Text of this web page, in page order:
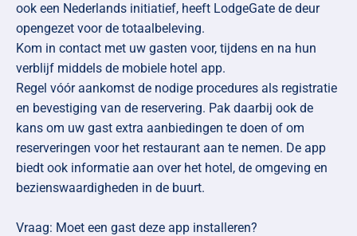
ook een Nederlands initiatief, heeft LodgeGate de deur
opengezet voor de totaalbeleving.
Kom in contact met uw gasten voor, tijdens en na hun
verblijf middels de mobiele hotel app.
Regel vóór aankomst de nodige procedures als registratie
en bevestiging van de reservering. Pak daarbij ook de
kans om uw gast extra aanbiedingen te doen of om
reserveringen voor het restaurant aan te nemen. De app
biedt ook informatie aan over het hotel, de omgeving en
bezienswaardigheden in de buurt.
Vraag: Moet een gast deze app installeren?